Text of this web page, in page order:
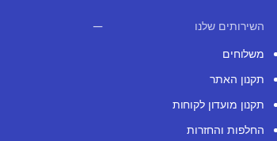
השירותים שלנו
משלוחים
תקנון האתר
תקנון מועדון לקוחות
החלפות והחזרות